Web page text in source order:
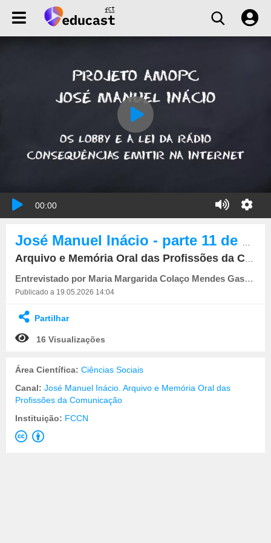
00:00
Arquivo e Memória Oral das Profissões da Comunicação
Entrevistado por Maria Margarida Colaço Mendes Gaspar. Registado por Paulo Barbosa
Publicado a 19.05.2026 14:04
Partilhar
16 Visualizações
Área Científica: Ciências Sociais
Canal: José Manuel Inácio. Arquivo e Memória Oral das
Profissões da Comunicação
Instituição: FCCN